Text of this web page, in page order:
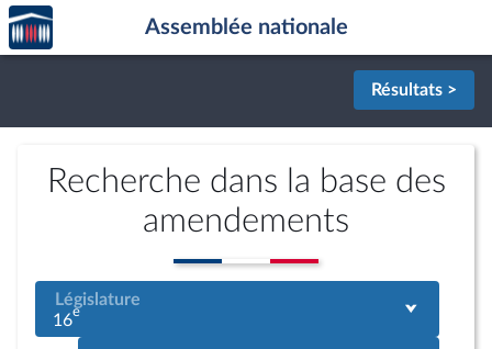
Aller au contenu
Aller en bas de la page
Accèder
à la
page
Assemblée nationale
Résultats >
Recherche dans la base des
amendements
Législature
16e